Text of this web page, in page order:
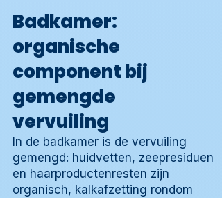
Badkamer:
organische
component bij
gemengde
vervuiling
In de badkamer is de vervuiling
gemengd: huidvetten, zeepresiduen
en haarproductenresten zijn
organisch, kalkafzetting rondom